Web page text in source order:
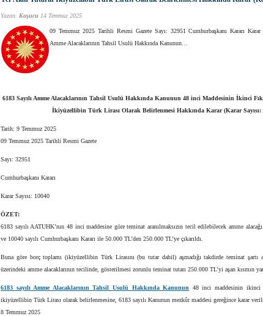
Yazan: Koşucu 14 Temmuz 2025
09 Temmuz 2025 Tarihli Resmi Gazete Sayı: 32951 Cumhurbaşkanı Kararı Karar
Amme Alacaklarının Tahsil Usulü Hakkında Kanunun…
6183 Sayılı Amme Alacaklarının Tahsil Usulü Hakkında Kanunun 48 inci Maddesinin İkinci
İkiyüzellibin Türk Lirası Olarak Belirlenmesi Hakkında Karar (Karar Sayısı:
Tarih: 9 Temmuz 2025
09 Temmuz 2025 Tarihli Resmi Gazete
Sayı: 32951
Cumhurbaşkanı Kararı
Karar Sayısı: 10040
ÖZET:
6183 sayılı AATUHK’nın 48 inci maddesine göre teminat aranılmaksızın tecil edilebilecek amme
ve 10040 sayılı Cumhurbaşkanı Kararı ile 50.000 TL’den 250.000 TL’ye çıkarıldı.
Buna göre borç toplamı (ikiyüzellibin Türk Lirasını (bu tutar dahil) aşmadığı takdirde teminat şartı
üzerindeki amme alacaklarının tecilinde, gösterilmesi zorunlu teminat tutarı 250.000 TL’yi aşan kısmın
6183 sayılı Amme Alacaklarının Tahsil Usulü Hakkında Kanunun
48 inci maddesinin ikinci
ikiyüzellibin Türk Lirası olarak belirlenmesine, 6183 sayılı Kanunun mezkûr maddesi gereğince karar
8 Temmuz 2025